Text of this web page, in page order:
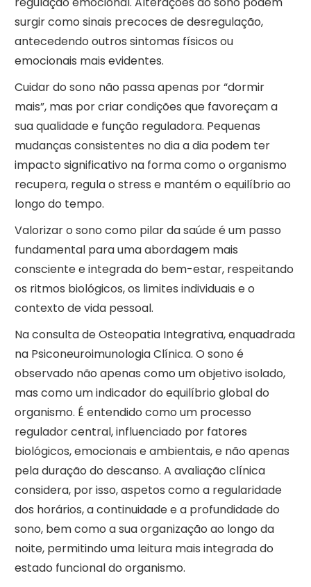
surgir como sinais precoces de desregulação,
antecedendo outros sintomas físicos ou
emocionais mais evidentes.
Cuidar do sono não passa apenas por “dormir
mais”, mas por criar condições que favoreçam a
sua qualidade e função reguladora. Pequenas
mudanças consistentes no dia a dia podem ter
impacto significativo na forma como o organismo
recupera, regula o stress e mantém o equilíbrio ao
longo do tempo.
Valorizar o sono como pilar da saúde é um passo
fundamental para uma abordagem mais
consciente e integrada do bem-estar, respeitando
os ritmos biológicos, os limites individuais e o
contexto de vida pessoal.
Na consulta de Osteopatia Integrativa, enquadrada
na Psiconeuroimunologia Clínica. O sono é
observado não apenas como um objetivo isolado,
mas como um indicador do equilíbrio global do
organismo. É entendido como um processo
regulador central, influenciado por fatores
biológicos, emocionais e ambientais, e não apenas
pela duração do descanso. A avaliação clínica
considera, por isso, aspetos como a regularidade
dos horários, a continuidade e a profundidade do
sono, bem como a sua organização ao longo da
noite, permitindo uma leitura mais integrada do
estado funcional do organismo.